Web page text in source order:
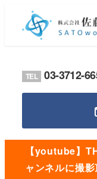
TEL 03-3712-
【youtube】
ャンネルに撮